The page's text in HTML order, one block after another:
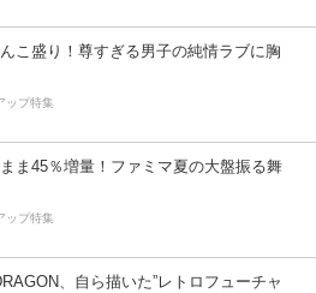
こ盛り！尊すぎる男子の純情ラブに胸
ップ特集
ま45％増量！ファミマ夏の大盤振る舞
ップ特集
、自ら描いた”レトロフューチャ